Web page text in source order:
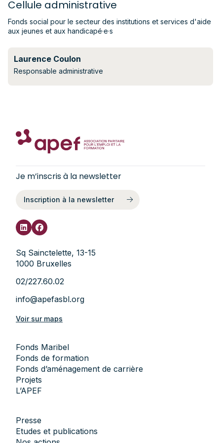
Cellule administrative
Fonds social pour le secteur des institutions et services d'aide
aux jeunes et aux handicapé·e·s
Laurence Coulon
Responsable administrative
Je m’inscris à la newsletter
Inscription à la newsletter
Sq Sainctelette, 13-15
1000 Bruxelles
02/227.60.02
info@apefasbl.org
Voir sur maps
Fonds Maribel
Fonds de formation
Fonds d’aménagement de carrière
Projets
L’APEF
Presse
Etudes et publications